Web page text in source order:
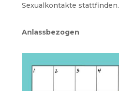
Sexualkontakte stattfinden.
Anlassbezogen